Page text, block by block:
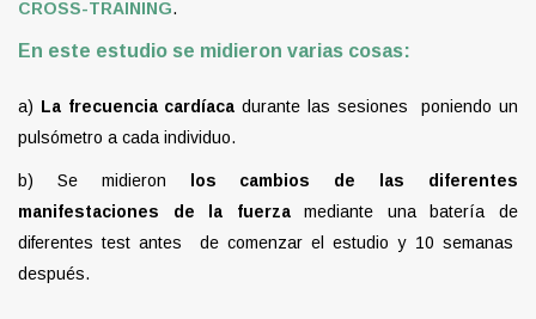
CROSS-TRAINING.
En este estudio se midieron varias cosas:
a) La frecuencia cardíaca durante las sesiones poniendo un
pulsómetro a cada individuo.
b) Se midieron los cambios de las diferentes
manifestaciones de la fuerzamediante una batería de
diferentes test antes de comenzar el estudio y 10 semanas
después.